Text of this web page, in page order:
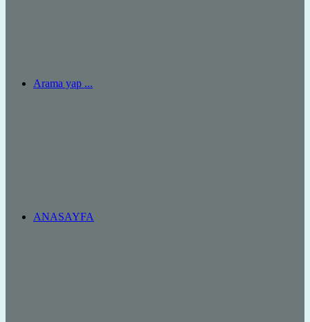
Arama yap ...
ANASAYFA